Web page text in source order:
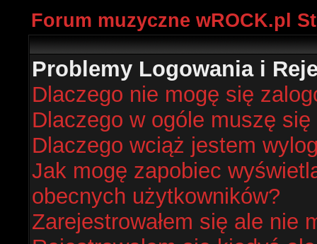
Forum muzyczne wROCK.pl
Problemy Logowania i
Dlaczego nie mogę się
Dlaczego w ogóle muszę
Dlaczego wciąż jestem
Jak mogę zapobiec
obecnych użytkowników?
Zarejestrowałem się ale nie